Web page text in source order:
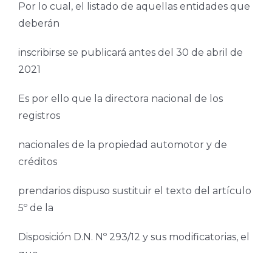
Por lo cual, el listado de aquellas entidades que
deberán
inscribirse se publicará antes del 30 de abril de
2021
Es por ello que la directora nacional de los
registros
nacionales de la propiedad automotor y de
créditos
prendarios dispuso sustituir el texto del artículo
5º de la
Disposición D.N. Nº 293/12 y sus modificatorias, el